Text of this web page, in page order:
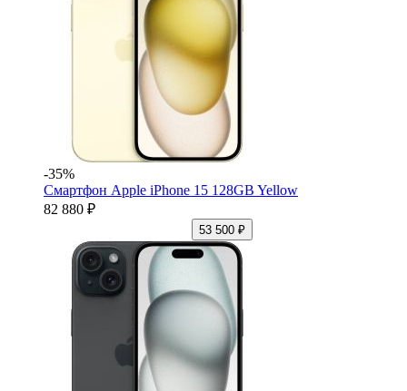
-35%
Смартфон Apple iPhone 15 128GB Yellow
82 880 ₽
53 500 ₽